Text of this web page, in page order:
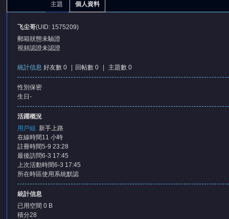
主題 個人資料
飞尘哥(UID: 1575209)
郵箱狀態未驗證
視頻認證未認證
統計信息 好友數 0 回帖數 0 主題數 0
性別 保密
生日 -
活躍概況
用戶組
新手上路
在線時間 11 小時
註冊時間5-9 23:28
最後訪問6-3 17:45
上次活動時間6-3 17:45
所在時區使用系統默認
統計信息
已用空間 0 B
積分28